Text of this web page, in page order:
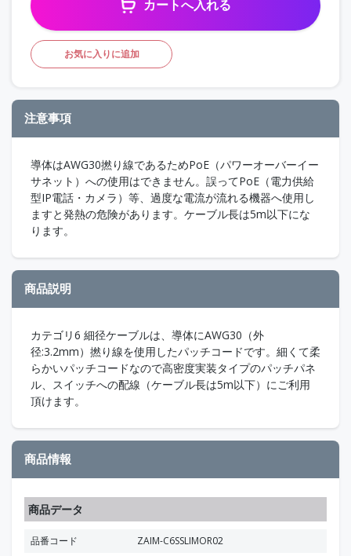
カートへ入れる
お気に入りに追加
注意事項
導体はAWG30撚り線であるためPoE（パワーオーバーイー
サネット）への使用はできません。誤ってPoE（電力供給
型IP電話・カメラ）等、過度な電流が流れる機器へ使用し
ますと発熱の危険があります。ケーブル長は5m以下にな
ります。
商品説明
カテゴリ6 細径ケーブルは、導体にAWG30（外
径:3.2mm）撚り線を使用したパッチコードです。細くて柔
らかいパッチコードなので高密度実装タイプのパッチパネ
ル、スイッチへの配線（ケーブル長は5m以下）にご利用
頂けます。
商品情報
商品データ
品番コード
ZAIM-C6SSLIMOR02